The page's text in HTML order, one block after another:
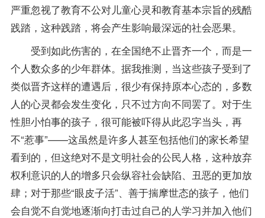
严重忽视了教育不公对儿童心灵和教育基本宗旨的残酷
践踏，这种践踏，将会产生影响最深远的社会恶果。
受到如此伤害的，在全国绝不止晋齐一个，而是一
个人数众多的少年群体。据我推测，当这些孩子受到了
类似晋齐这样的遭遇后，很少有保持原本心态的，多数
人的心灵都会发生变化，只不过方向不同罢了。对于生
性胆小怕事的孩子，很可能被吓得从此忍字当头，再
不“惹事”——这虽然是许多人甚至包括他们的家长希望
看到的，但这绝对不是文明社会的公民人格，这种放弃
权利意识的人的增多只会纵容社会缺陷、丑恶的更加放
肆；对于那些“眼皮子活”、善于揣摩世态的孩子，他们
会自觉不自觉地逐渐向打击过自己的人学习并加入他们